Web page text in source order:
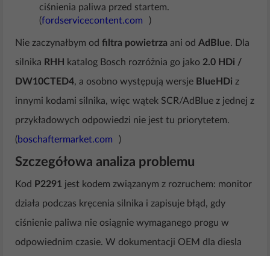
ciśnienia paliwa przed startem.
(fordservicecontent.com )
Nie zaczynałbym od filtra powietrza ani od AdBlue. Dla
silnika RHH katalog Bosch rozróżnia go jako 2.0 HDi /
DW10CTED4, a osobno występują wersje BlueHDi z
innymi kodami silnika, więc wątek SCR/AdBlue z jednej z
przykładowych odpowiedzi nie jest tu priorytetem.
(boschaftermarket.com )
Szczegółowa analiza problemu
Kod P2291 jest kodem związanym z rozruchem: monitor
działa podczas kręcenia silnika i zapisuje błąd, gdy
ciśnienie paliwa nie osiągnie wymaganego progu w
odpowiednim czasie. W dokumentacji OEM dla diesla